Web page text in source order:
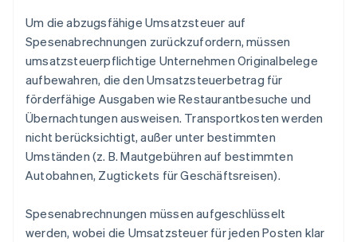
Um die abzugsfähige Umsatzsteuer auf
Spesenabrechnungen zurückzufordern, müssen
umsatzsteuerpflichtige Unternehmen Originalbelege
aufbewahren, die den Umsatzsteuerbetrag für
förderfähige Ausgaben wie Restaurantbesuche und
Übernachtungen ausweisen. Transportkosten werden
nicht berücksichtigt, außer unter bestimmten
Umständen (z. B. Mautgebühren auf bestimmten
Autobahnen, Zugtickets für Geschäftsreisen).
Spesenabrechnungen müssen aufgeschlüsselt
werden, wobei die Umsatzsteuer für jeden Posten klar